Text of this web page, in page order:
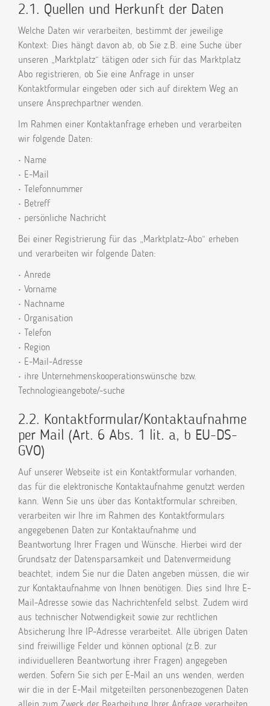
2.1. Quellen und Herkunft der Daten
Welche Daten wir verarbeiten, bestimmt der jeweilige
Kontext: Dies hängt davon ab, ob Sie z.B. eine Suche über
unseren „Marktplatz“ tätigen oder sich für das Marktplatz
Abo registrieren, ob Sie eine Anfrage in unser
Kontaktformular eingeben oder sich auf direktem Weg an
unsere Ansprechpartner wenden.
Im Rahmen einer Kontaktanfrage erheben und verarbeiten
wir folgende Daten:
• Name
• E-Mail
• Telefonnummer
• Betreff
• persönliche Nachricht
Bei einer Registrierung für das „Marktplatz-Abo“ erheben
und verarbeiten wir folgende Daten:
• Anrede
• Vorname
• Nachname
• Organisation
• Telefon
• Region
• E-Mail-Adresse
• ihre Unternehmenskooperationswünsche bzw.
Technologieangebote/-suche
2.2. Kontaktformular/Kontaktaufnahme
per Mail (Art. 6 Abs. 1 lit. a, b EU-DS-
GVO)
Auf unserer Webseite ist ein Kontaktformular vorhanden,
das für die elektronische Kontaktaufnahme genutzt werden
kann. Wenn Sie uns über das Kontaktformular schreiben,
verarbeiten wir Ihre im Rahmen des Kontaktformulars
angegebenen Daten zur Kontaktaufnahme und
Beantwortung Ihrer Fragen und Wünsche. Hierbei wird der
Grundsatz der Datensparsamkeit und Datenvermeidung
beachtet, indem Sie nur die Daten angeben müssen, die wir
zur Kontaktaufnahme von Ihnen benötigen. Dies sind Ihre E-
Mail-Adresse sowie das Nachrichtenfeld selbst. Zudem wird
aus technischer Notwendigkeit sowie zur rechtlichen
Absicherung Ihre IP-Adresse verarbeitet. Alle übrigen Daten
sind freiwillige Felder und können optional (z.B. zur
individuelleren Beantwortung ihrer Fragen) angegeben
werden. Sofern Sie sich per E-Mail an uns wenden, werden
wir die in der E-Mail mitgeteilten personenbezogenen Daten